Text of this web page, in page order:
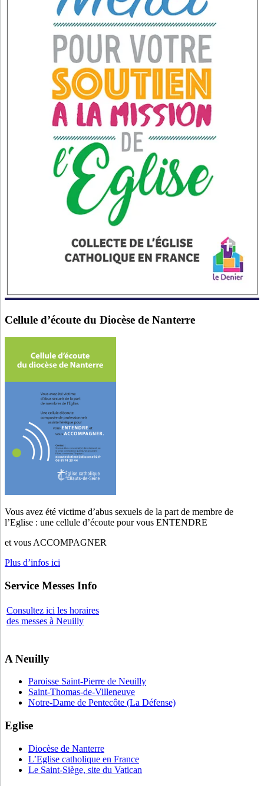
Cellule d’écoute du Diocèse de Nanterre
Vous avez été victime d’abus sexuels de la part de membre de
l’Eglise : une cellule d’écoute pour vous ENTENDRE
et vous ACCOMPAGNER
Plus d’infos ici
Service Messes Info
Consultez ici les horaires
des messes à Neuilly
A Neuilly
Paroisse Saint-Pierre de Neuilly
Saint-Thomas-de-Villeneuve
Notre-Dame de Pentecôte (La Défense)
Eglise
Diocèse de Nanterre
L’Eglise catholique en France
Le Saint-Siège, site du Vatican